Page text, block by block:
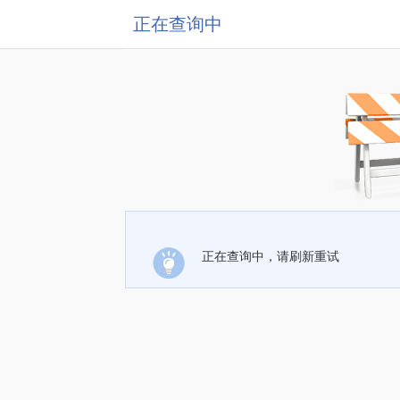
正在查询中
正在查询中，请刷新重试